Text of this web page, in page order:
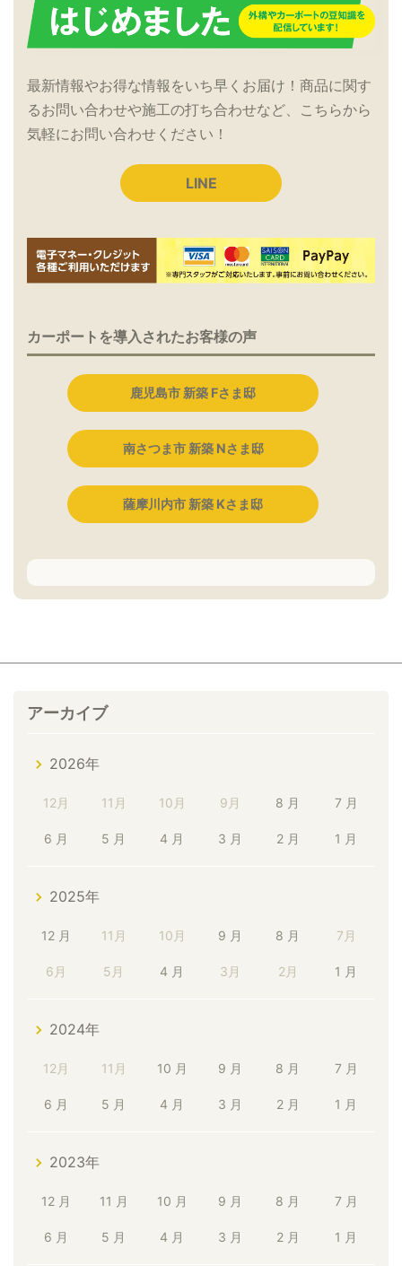
最新情報やお得な情報をいち早くお届け！商品に関す
るお問い合わせや施工の打ち合わせなど、こちらから
気軽にお問い合わせください！
LINE
カーポートを導入されたお客様の声
鹿児島市 新築 Fさま邸
南さつま市 新築 Nさま邸
薩摩川内市 新築 Kさま邸
アーカイブ
2026年
12月 11月 10月 9月 8 月 7 月
6 月 5 月 4 月 3 月 2 月 1 月
2025年
12 月 11月 10月 9 月 8 月 7月
6月 5月 4 月 3月 2月 1 月
2024年
12月 11月 10 月 9 月 8 月 7 月
6 月 5 月 4 月 3 月 2 月 1 月
2023年
12 月 11 月 10 月 9 月 8 月 7 月
6 月 5 月 4 月 3 月 2 月 1 月